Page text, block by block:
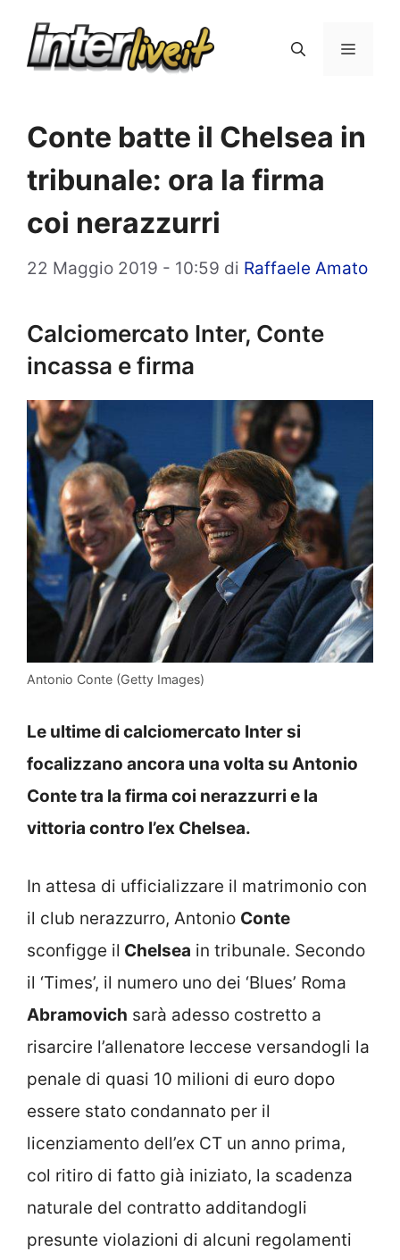
Menu
Conte batte il Chelsea in
tribunale: ora la firma
coi nerazzurri
22 Maggio 2019 - 10:59 di Raffaele Amato
Calciomercato Inter, Conte
incassa e firma
Antonio Conte (Getty Images)
Le ultime di calciomercato Inter si
focalizzano ancora una volta su Antonio
Conte tra la firma coi nerazzurri e la
vittoria contro l’ex Chelsea.
In attesa di ufficializzare il matrimonio con
il club nerazzurro, Antonio Conte
sconfigge il Chelsea in tribunale. Secondo
il ‘Times’, il numero uno dei ‘Blues’ Roma
Abramovich sarà adesso costretto a
risarcire l’allenatore leccese versandogli la
penale di quasi 10 milioni di euro dopo
essere stato condannato per il
licenziamento dell’ex CT un anno prima,
col ritiro di fatto già iniziato, la scadenza
naturale del contratto additandogli
presunte violazioni di alcuni regolamenti